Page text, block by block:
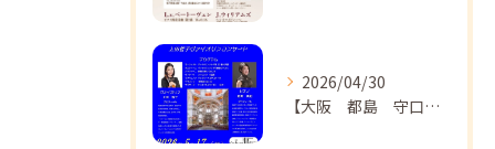
2026/04/30
【大阪 都島 守口】ヴァイオリン教室❣️NAOMIミュージックスクール🎵ヴァイオリン講師 上田哲子先生のコンサートのご案内❗️